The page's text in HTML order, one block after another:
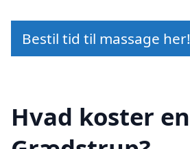
Bestil tid til massage her!
Hvad koster